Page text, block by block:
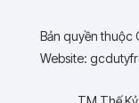
Bản quyền thuộc
Website: